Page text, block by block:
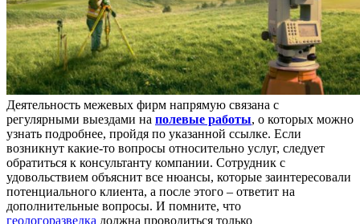
Деятельность межевых фирм напрямую связана с
регулярными выездами на полевые работы, о которых можно
узнать подробнее, пройдя по указанной ссылке. Если
возникнут какие-то вопросы относительно услуг, следует
обратиться к консультанту компании. Сотрудник с
удовольствием объяснит все нюансы, которые заинтересовали
потенциального клиента, а после этого – ответит на
дополнительные вопросы. И помните, что
геологоразведка должна проводиться только